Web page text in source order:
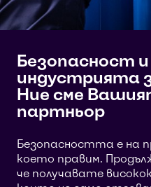
Безопасност
индустрията
Ние сме
партньор
Безопасността е на
което правим.
че получавате